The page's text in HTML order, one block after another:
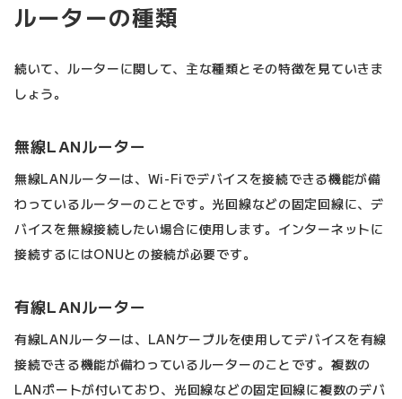
ルーターの種類
続いて、ルーターに関して、主な種類とその特徴を見ていきま
しょう。
無線LANルーター
無線LANルーターは、Wi-Fiでデバイスを接続できる機能が備
わっているルーターのことです。光回線などの固定回線に、デ
バイスを無線接続したい場合に使用します。インターネットに
接続するにはONUとの接続が必要です。
有線LANルーター
有線LANルーターは、LANケーブルを使用してデバイスを有線
接続できる機能が備わっているルーターのことです。複数の
LANポートが付いており、光回線などの固定回線に複数のデバ